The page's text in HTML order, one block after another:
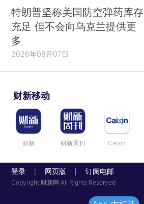
特朗普坚称美国防空弹药库存
充足 但不会向乌克兰提供更
多
2026年08月07日
财新移动
财新 财新周刊 Caixin
登录 网页版 订阅电邮
Copyright 财新网 All Rights Reserved